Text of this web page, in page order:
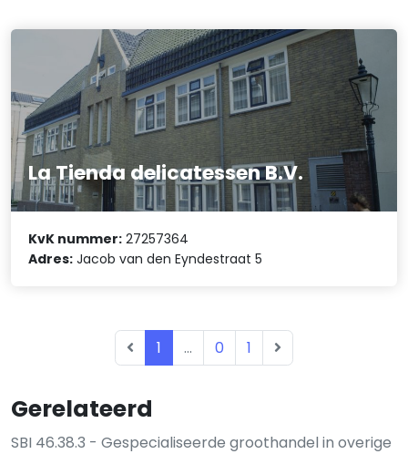
Gerelateerd
SBI 46.38.3 - Gespecialiseerde groothandel in overige
La Tienda delicatessen B.V.
KvK nummer: 27257364
Adres: Jacob van den Eyndestraat 5
1 ... 0 1